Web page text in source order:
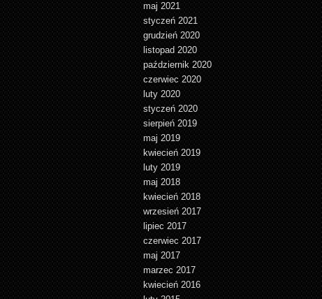
maj 2021
styczeń 2021
grudzień 2020
listopad 2020
październik 2020
czerwiec 2020
luty 2020
styczeń 2020
sierpień 2019
maj 2019
kwiecień 2019
luty 2019
maj 2018
kwiecień 2018
wrzesień 2017
lipiec 2017
czerwiec 2017
maj 2017
marzec 2017
kwiecień 2016